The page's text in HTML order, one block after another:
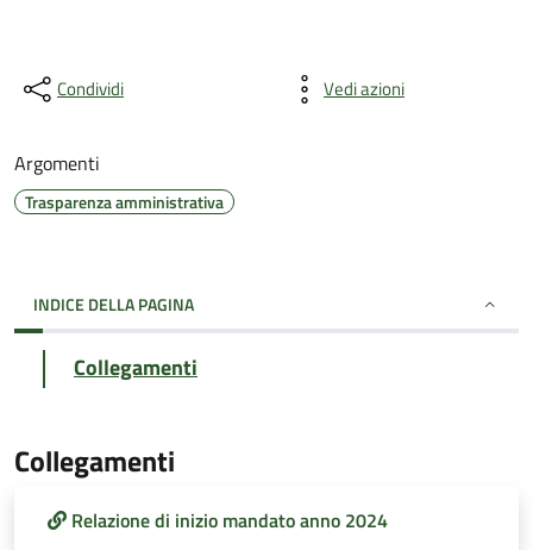
Condividi Vedi azioni
Argomenti
Trasparenza amministrativa
INDICE DELLA PAGINA
Collegamenti
Collegamenti
Relazione di inizio mandato anno 2024